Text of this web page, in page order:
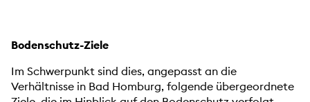
Bodenschutz-Ziele
Im Schwerpunkt sind dies, angepasst an die
Verhältnisse in Bad Homburg, folgende übergeordnete